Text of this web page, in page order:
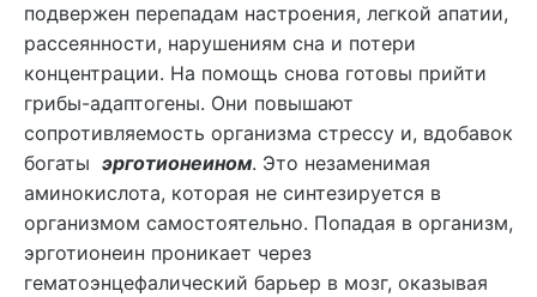
подвержен перепадам настроения, легкой апатии,
рассеянности, нарушениям сна и потери
концентрации. На помощь снова готовы прийти
грибы-адаптогены. Они повышают
сопротивляемость организма стрессу и, вдобавок
богаты эрготионеином. Это незаменимая
аминокислота, которая не синтезируется в
организмом самостоятельно. Попадая в организм,
эрготионеин проникает через
гематоэнцефалический барьер в мозг, оказывая